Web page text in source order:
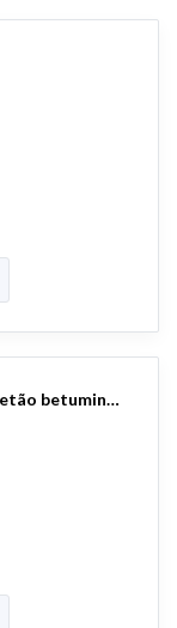
Aplicação de camada de desgaste em betão betuminoso com 5cm após compactação(alternativa).